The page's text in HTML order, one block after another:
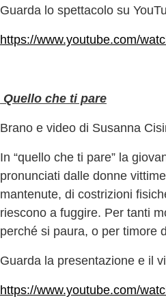
Guarda lo spettacolo su
https://www.youtube.com/
Quello che ti pare
Brano e video di Susanna
In “quello che ti pare” la
pronunciati dalle donne
mantenute, di costrizioni
riescono a fuggire. Per tanti
perché si paura, o per timore
Guarda la presentazione e il
https://www.youtube.com/